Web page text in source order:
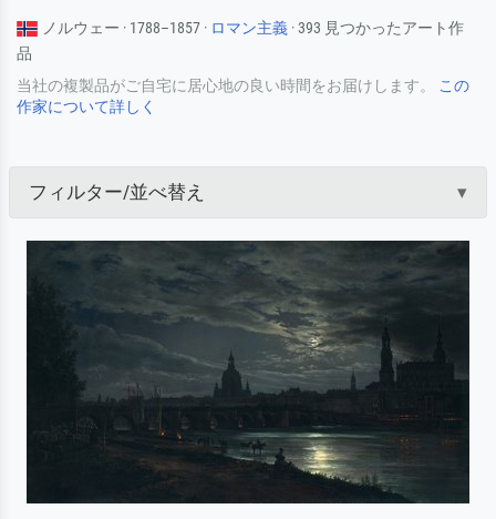
ノルウェー · 1788–1857 · ロマン主義 · 393 見つかったアート作
品
当社の複製品がご自宅に居心地の良い時間をお届けします。
この
作家について詳しく
フィルター/並べ替え